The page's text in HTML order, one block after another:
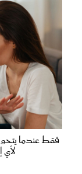
فقط عندما